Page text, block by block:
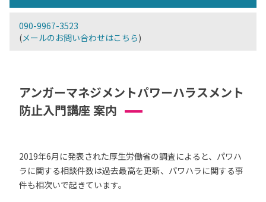
090-9967-3523
(メールのお問い合わせはこちら)
アンガーマネジメントパワーハラスメント
防止入門講座 案内
2019年6月に発表された厚生労働省の調査によると、パワハ
ラに関する相談件数は過去最高を更新、パワハラに関する事
件も相次いで起きています。